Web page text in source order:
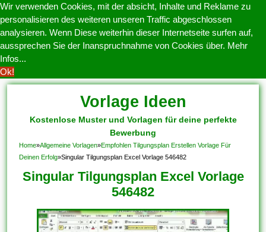
Wir verwenden Cookies, mit der absicht, Inhalte und Reklame zu
personalisieren des weiteren unseren Traffic abgeschlossen
analysieren. Wenn Diese weiterhin dieser Internetseite surfen auf,
aussprechen Sie der Inanspruchnahme von Cookies über. Mehr
Infos...
Ok!
Vorlage Ideen
Kostenlose Muster und Vorlagen für deine perfekte
Bewerbung
Home»Allgemeine Vorlagen»Empfohlen Tilgungsplan Erstellen Vorlage Für
Deinen Erfolg»Singular Tilgungsplan Excel Vorlage 546482
Singular Tilgungsplan Excel Vorlage
546482